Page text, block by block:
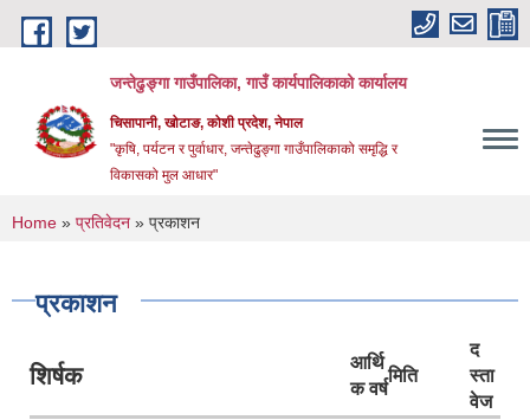
Skip to main content
जन्तेढुङ्गा गाउँपालिका, गाउँ कार्यपालिकाको कार्यालय
चिसापानी, खोटाङ, कोशी प्रदेश, नेपाल
"कृषि, पर्यटन र पुर्वाधार, जन्तेढुङ्गा गाउँपालिकाको समृद्धि र
विकासको मुल आधार"
You are here
Home » प्रतिवेदन » प्रकाशन
प्रकाशन
शिर्षक
आर्थि
क वर्ष
मिति
द
स्ता
वेज